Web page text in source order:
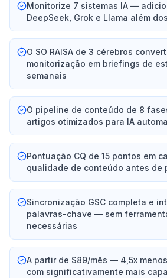
Monitorize 7 sistemas IA —
DeepSeek, Grok e Llama além
O SO RAISA de 3 cérebros
monitorização em briefings de
semanais
O pipeline de conteúdo de 8
artigos otimizados para IA
Pontuação CQ de 15 pontos em
qualidade de conteúdo antes de
Sincronização GSC completa e
palavras-chave — sem
necessárias
A partir de $89/mês — 4,5x
com significativamente mais